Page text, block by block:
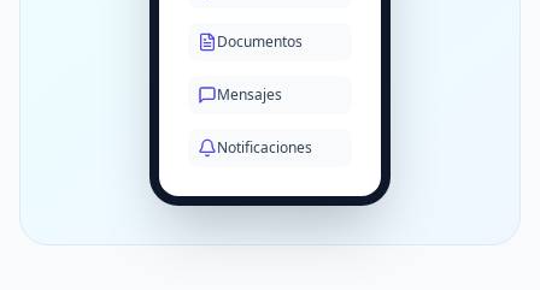
Documentos
Mensajes
Notificaciones